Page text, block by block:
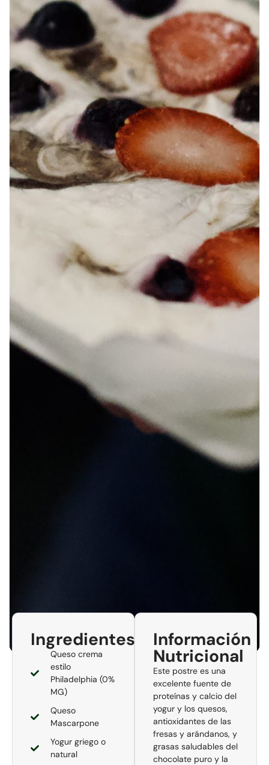
Ingredientes
Queso crema
estilo
Philadelphia (0%
MG)
Queso
Mascarpone
Yogur griego o
natural
Información
Nutricional
Este postre es una
excelente fuente de
proteínas y calcio del
yogur y los quesos,
antioxidantes de las
fresas y arándanos, y
grasas saludables del
chocolate puro y la